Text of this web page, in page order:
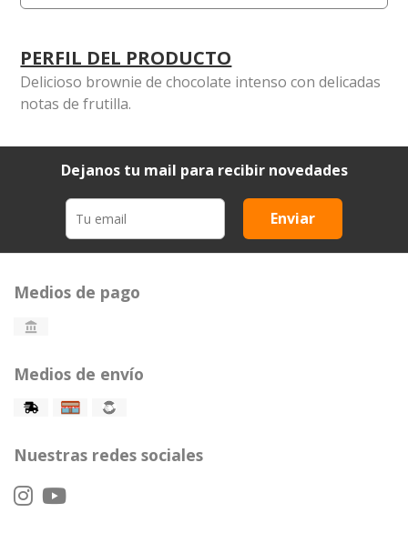
PERFIL DEL PRODUCTO
Delicioso brownie de chocolate intenso con delicadas
notas de frutilla.
Dejanos tu mail para recibir novedades
Enviar
Medios de pago
Medios de envío
Nuestras redes sociales